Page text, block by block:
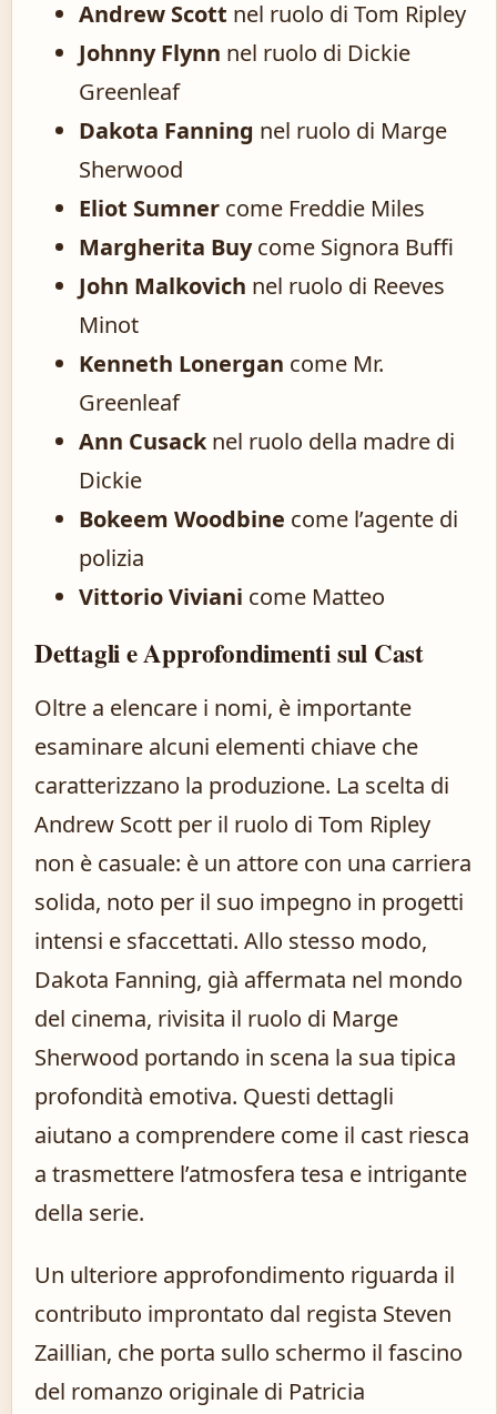
Andrew Scott nel ruolo di Tom Ripley
Johnny Flynn nel ruolo di Dickie
Greenleaf
Dakota Fanning nel ruolo di Marge
Sherwood
Eliot Sumner come Freddie Miles
Margherita Buycome Signora Buffi
John Malkovich nel ruolo di Reeves
Minot
Kenneth Lonergan come Mr.
Greenleaf
Ann Cusacknel ruolo della madre di
Dickie
Bokeem Woodbine come l’agente di
polizia
Vittorio Viviani come Matteo
Dettagli e Approfondimenti sul Cast
Oltre a elencare i nomi, è importante
esaminare alcuni elementi chiave che
caratterizzano la produzione. La scelta di
Andrew Scott per il ruolo di Tom Ripley
non è casuale: è un attore con una carriera
solida, noto per il suo impegno in progetti
intensi e sfaccettati. Allo stesso modo,
Dakota Fanning, già affermata nel mondo
del cinema, rivisita il ruolo di Marge
Sherwood portando in scena la sua tipica
profondità emotiva. Questi dettagli
aiutano a comprendere come il cast riesca
a trasmettere l’atmosfera tesa e intrigante
della serie.
Un ulteriore approfondimento riguarda il
contributo improntato dal regista Steven
Zaillian, che porta sullo schermo il fascino
del romanzo originale di Patricia